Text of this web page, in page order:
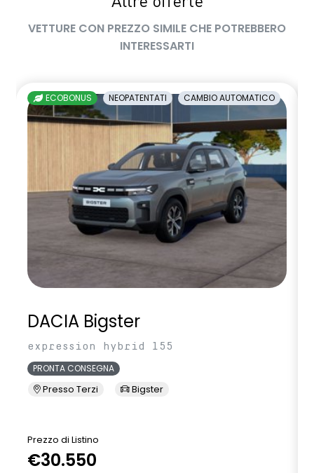
VETTURE CON PREZZO SIMILE CHE POTREBBERO
INTERESSARTI
ECOBONUS NEOPATENTATI CAMBIO AUTOMATICO
DACIA Bigster
expression hybrid 155
PRONTA CONSEGNA
Presso Terzi Bigster
Prezzo di Listino
€30.550